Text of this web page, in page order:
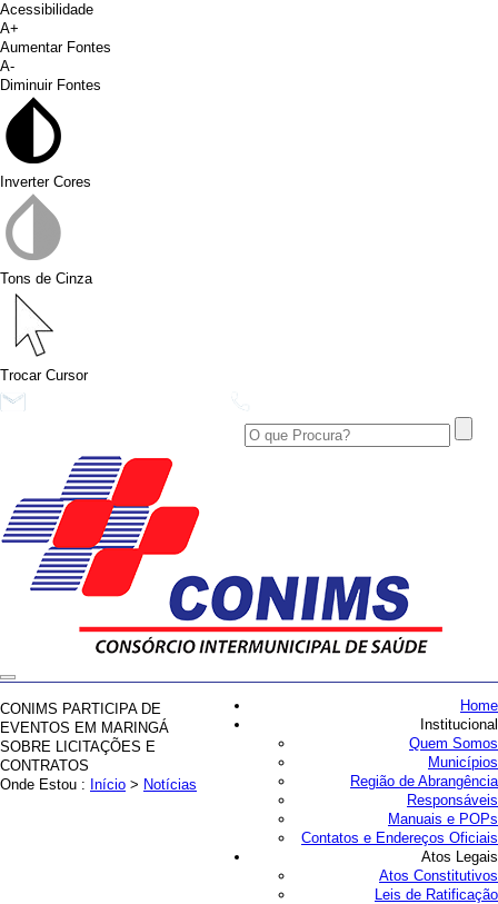
Acessibilidade
A+
Aumentar Fontes
A-
Diminuir Fontes
Inverter Cores
Tons de Cinza
Trocar Cursor
Home
Institucional
Quem Somos
Municípios
Região de Abrangência
Responsáveis
Manuais e POPs
Contatos e Endereços Oficiais
Atos Legais
Atos Constitutivos
Leis de Ratificação
CONIMS PARTICIPA DE
EVENTOS EM MARINGÁ
SOBRE LICITAÇÕES E
CONTRATOS
Onde Estou : Início > Notícias